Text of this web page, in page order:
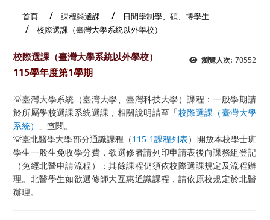
首頁 課程與選課
日間學制學、碩、博學生
校際選課（臺灣大學系統以外學校）
瀏覽人次: 70552
校際選課（臺灣大學系統以外學校）
115學年度第1學期
💡臺灣大學系統（臺灣大學、臺灣科技大學）課程：一般學期請
於所屬學校選課系統選課，相關說明請至「校際選課（臺灣大學
系統）
」查閱。
💡臺北醫學大學部分通識課程（115-1課程列表）開放本校學士班
學生一般生免收學分費，欲選修者請列印申請表後向課務組登記
（免經北醫申請流程）；其餘課程仍須依校際選課規定及流程辦
理。北醫學生如欲選修師大互惠通識課程，請依原校規定於北醫
辦理。